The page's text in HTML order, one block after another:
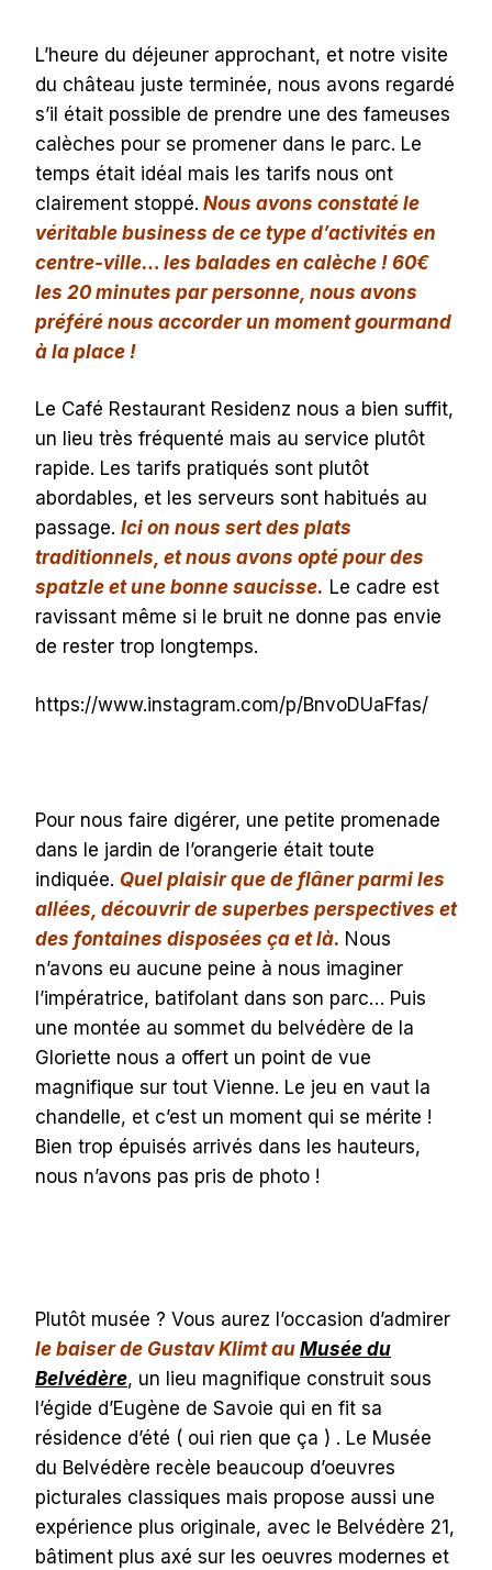
L’heure du déjeuner approchant, et notre visite
du château juste terminée, nous avons regardé
s’il était possible de prendre une des fameuses
calèches pour se promener dans le parc. Le
temps était idéal mais les tarifs nous ont
clairement stoppé. Nous avons constaté le
véritable business de ce type d’activités en
centre-ville… les balades en calèche ! 60€
les 20 minutes par personne, nous avons
préféré nous accorder un moment gourmand
à la place !
Le Café Restaurant Residenz nous a bien suffit,
un lieu très fréquenté mais au service plutôt
rapide. Les tarifs pratiqués sont plutôt
abordables, et les serveurs sont habitués au
passage. Ici on nous sert des plats
traditionnels, et nous avons opté pour des
spatzle et une bonne saucisse. Le cadre est
ravissant même si le bruit ne donne pas envie
de rester trop longtemps.
https://www.instagram.com/p/BnvoDUaFfas/
Pour nous faire digérer, une petite promenade
dans le jardin de l’orangerie était toute
indiquée. Quel plaisir que de flâner parmi les
allées, découvrir de superbes perspectives et
des fontaines disposées ça et là. Nous
n’avons eu aucune peine à nous imaginer
l’impératrice, batifolant dans son parc… Puis
une montée au sommet du belvédère de la
Gloriette nous a offert un point de vue
magnifique sur tout Vienne. Le jeu en vaut la
chandelle, et c’est un moment qui se mérite !
Bien trop épuisés arrivés dans les hauteurs,
nous n’avons pas pris de photo !
Plutôt musée ? Vous aurez l’occasion d’admirer
le baiser de Gustav Klimt au Musée du
Belvédère, un lieu magnifique construit sous
l’égide d’Eugène de Savoie qui en fit sa
résidence d’été ( oui rien que ça ) . Le Musée
du Belvédère recèle beaucoup d’oeuvres
picturales classiques mais propose aussi une
expérience plus originale, avec le Belvédère 21,
bâtiment plus axé sur les oeuvres modernes et